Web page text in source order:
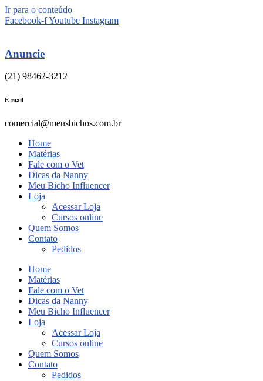
Ir para o conteúdo
Facebook-fYoutube Instagram
Anuncie
(21) 98462-3212
E-mail
comercial@meusbichos.com.br
Home
Matérias
Fale com o Vet
Dicas da Nanny
Meu Bicho Influencer
Loja
Acessar Loja
Cursos online
Quem Somos
Contato
Pedidos
Home
Matérias
Fale com o Vet
Dicas da Nanny
Meu Bicho Influencer
Loja
Acessar Loja
Cursos online
Quem Somos
Contato
Pedidos